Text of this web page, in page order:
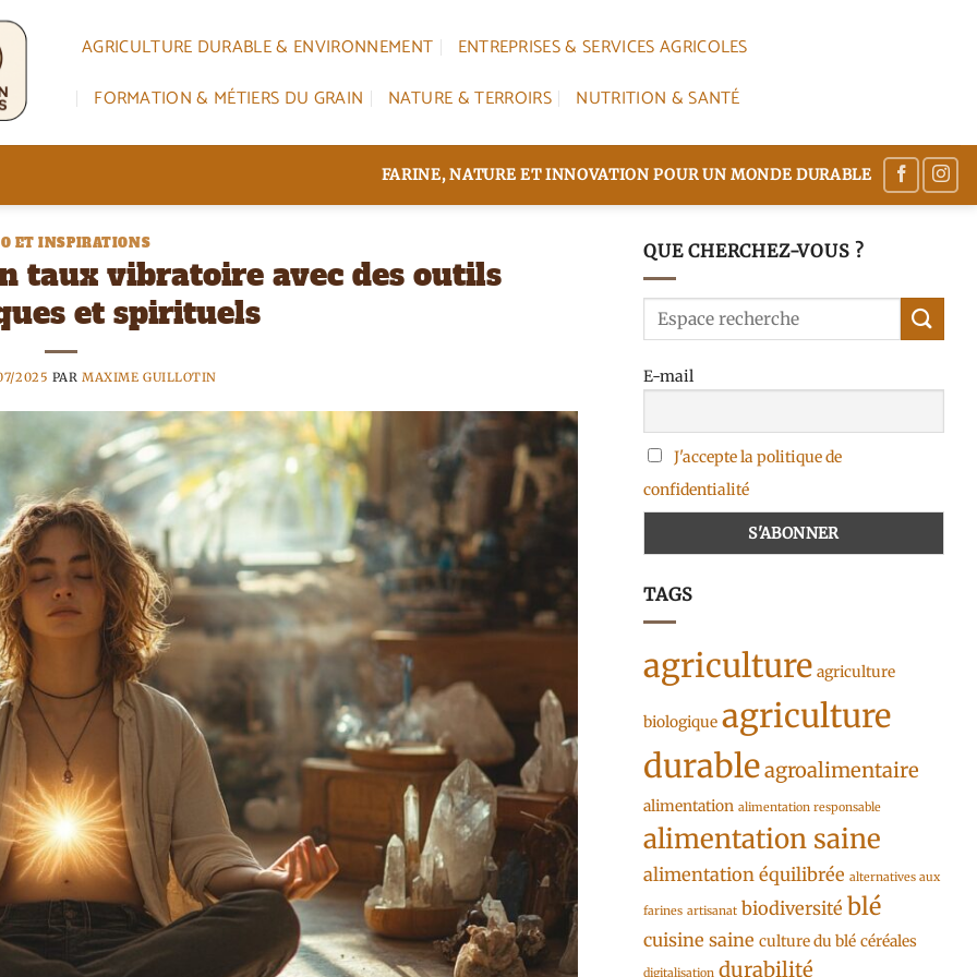
AGRICULTURE DURABLE & ENVIRONNEMENT
ENTREPRISES & SERVICES AGRICOLES
FORMATION & MÉTIERS DU GRAIN
NATURE & TERROIRS NUTRITION & SANTÉ
FARINE, NATURE ET INNOVATION POUR UN MONDE DURABLE
ET INSPIRATIONS
taux vibratoire avec des outils
et spirituels
2025 PARMAXIME GUILLOTIN
QUE CHERCHEZ-VOUS ?
E-mail
J'accepte la politique de
confidentialité
TAGS
agriculture agriculture
biologique agriculture
durableagroalimentaire
alimentation alimentation responsable
alimentation saine
alimentation équilibrée alternatives aux
farines artisanat biodiversité blé
cuisine saine culture du blé céréales
digitalisation durabilité